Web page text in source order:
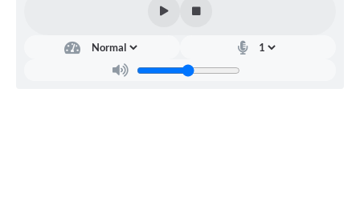
Municipal
Solidariedade